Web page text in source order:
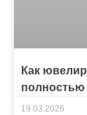
Как
полностью
19.03.2026